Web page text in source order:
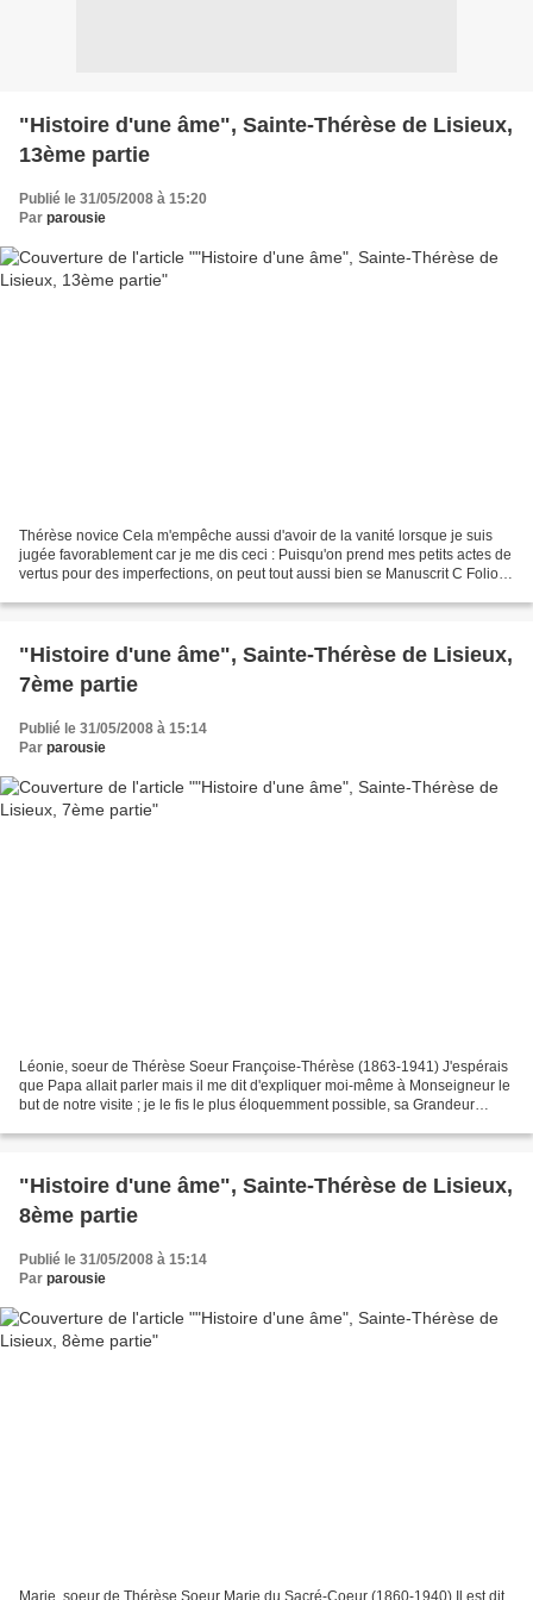
"Histoire d'une âme", Sainte-Thérèse de Lisieux,
13ème partie
Publié le 31/05/2008 à 15:20
Par parousie
Thérèse novice Cela m'empêche aussi d'avoir de la vanité lorsque je suis
jugée favorablement car je me dis ceci : Puisqu'on prend mes petits actes de
vertus pour des imperfections, on peut tout aussi bien se Manuscrit C Folio
"Histoire d'une âme", Sainte-Thérèse de Lisieux,
7ème partie
Publié le 31/05/2008 à 15:14
Par parousie
Léonie, soeur de Thérèse Soeur Françoise-Thérèse (1863-1941) J'espérais
que Papa allait parler mais il me dit d'expliquer moi-même à Monseigneur le
but de notre visite ; je le fis le plus éloquemment possible, sa Grandeur
"Histoire d'une âme", Sainte-Thérèse de Lisieux,
8ème partie
Publié le 31/05/2008 à 15:14
Par parousie
Marie, soeur de Thérèse Soeur Marie du Sacré-Coeur (1860-1940) Il est dit